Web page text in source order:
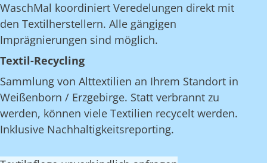
WaschMal koordiniert Veredelungen direkt mit
den Textilherstellern. Alle gängigen
Imprägnierungen sind möglich.
Textil-Recycling
Sammlung von Alttextilien an Ihrem Standort in
Weißenborn / Erzgebirge. Statt verbrannt zu
werden, können viele Textilien recycelt werden.
Inklusive Nachhaltigkeitsreporting.